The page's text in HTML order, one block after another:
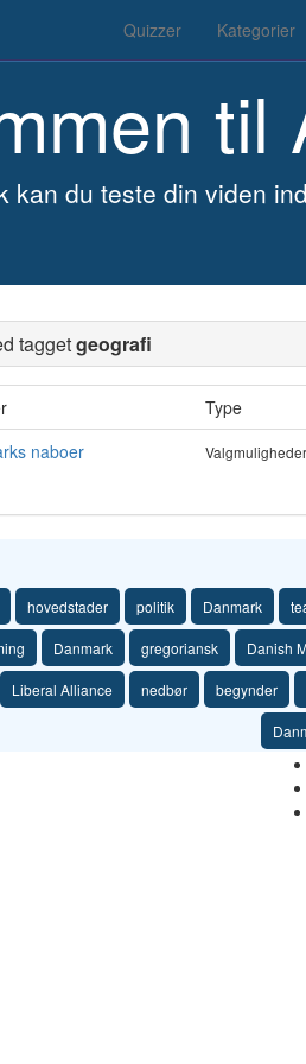
Quizzer Kategorier
til
kan du teste din viden
taggetgeografi
Type
naboer
Valgmuligheder
hovedstader politik Danmark
Danmark gregoriansk Danish
Liberal Alliance nedbør begynder